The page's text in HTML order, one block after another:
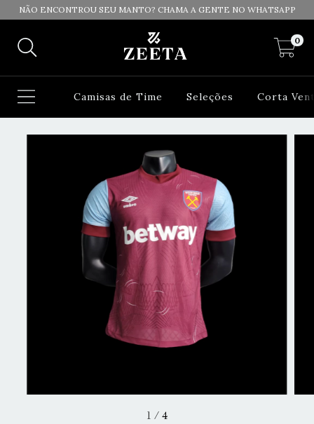
NÃO ENCONTROU SEU MANTO? CHAMA A GENTE NO WHATSAPP
0
Camisas de Time Seleções Corta
1 / 4